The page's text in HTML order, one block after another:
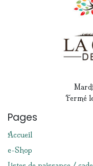
Fermé
Pages
Accueil
e-Shop